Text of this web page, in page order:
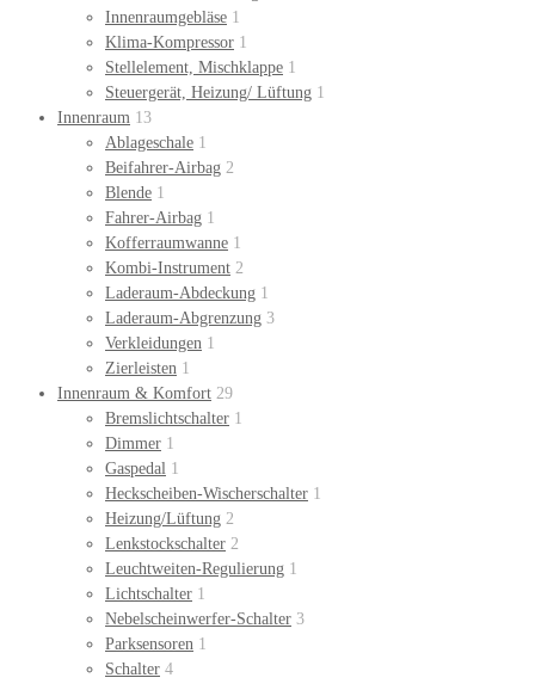
Innenraumgebläse 1
Klima-Kompressor 1
Stellelement, Mischklappe 1
Steuergerät, Heizung/ Lüftung 1
Innenraum 13
Ablageschale 1
Beifahrer-Airbag 2
Blende 1
Fahrer-Airbag 1
Kofferraumwanne 1
Kombi-Instrument 2
Laderaum-Abdeckung 1
Laderaum-Abgrenzung 3
Verkleidungen 1
Zierleisten 1
Innenraum & Komfort 29
Bremslichtschalter 1
Dimmer 1
Gaspedal 1
Heckscheiben-Wischerschalter 1
Heizung/Lüftung 2
Lenkstockschalter 2
Leuchtweiten-Regulierung 1
Lichtschalter 1
Nebelscheinwerfer-Schalter 3
Parksensoren 1
Schalter 4